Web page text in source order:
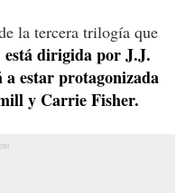
la tercera trilogía que
está dirigida por J.J.
a estar protagonizada
y Carrie Fisher.